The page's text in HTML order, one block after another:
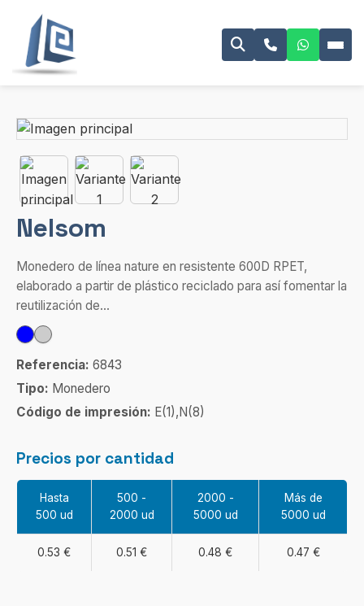
Nelsom
Monedero de línea nature en resistente 600D RPET,
elaborado a partir de plástico reciclado para así fomentar la
reutilización de...
Referencia: 6843
Tipo: Monedero
Código de impresión: E(1),N(8)
Precios por cantidad
Hasta
500 ud
500 -
2000 ud
2000 -
5000 ud
Más de
5000 ud
0.53 € 0.51 € 0.48 € 0.47 €